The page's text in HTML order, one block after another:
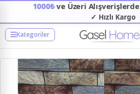
1000₺ve Üzeri Alışverişlerde
✓ Hızlı Kargo
Kategoriler